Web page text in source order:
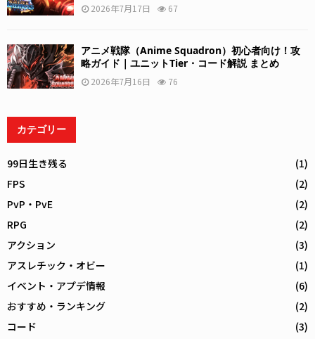
2026年7月17日 67
アニメ戦隊（Anime Squadron）初心者向け！攻
略ガイド｜ユニットTier・コード解説 まとめ
2026年7月16日 76
カテゴリー
99日生き残る
(1)
FPS
(2)
PvP・PvE
(2)
RPG
(2)
アクション
(3)
アスレチック・オビー
(1)
イベント・アプデ情報
(6)
おすすめ・ランキング
(2)
コード
(3)